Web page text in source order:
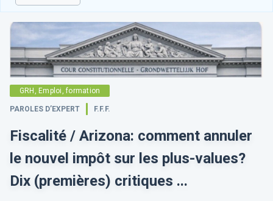
GRH, Emploi, formation
PAROLES D’EXPERT F.F.F.
Fiscalité / Arizona: comment annuler
le nouvel impôt sur les plus-values?
Dix (premières) critiques ...